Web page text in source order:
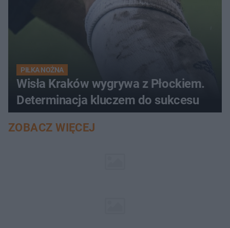
PIŁKA NOŻNA
Wisła Kraków wygrywa z Płockiem.
Determinacja kluczem do sukcesu
ZOBACZ WIĘCEJ